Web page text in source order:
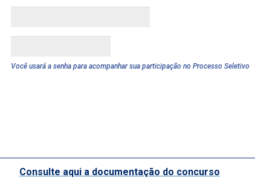
Você usará a senha para acompanhar sua participação no Processo Seletivo
Consulte aqui a documentação do concurso